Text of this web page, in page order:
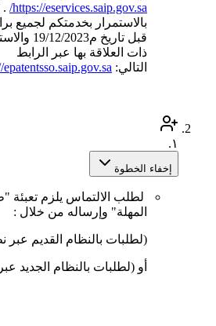
https://eservices.saip.gov.sa/
.
بالاستمرار بخدمتكم لجميع
قبل
ذات العلاقة بها عبر الرابط
التالي:
١.
إخفاء الخطوة
لطلب الالتماس يلزم تعبئة
المهلة" وإرساله من خلال :
(لطلبات بالنظام القديم عبر
أو (لطلبات بالنظام الجديد